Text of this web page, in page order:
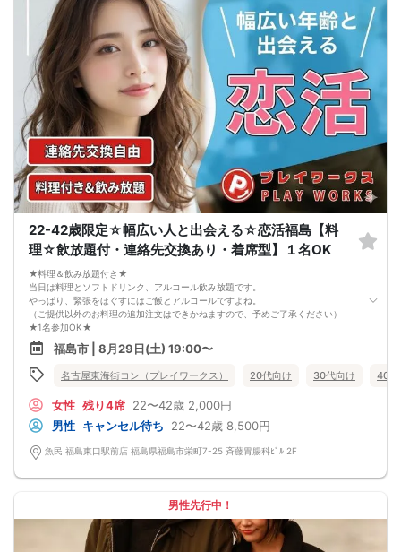
22-42歳限定☆幅広い人と出会える☆恋活福島【料
理☆飲放題付・連絡先交換あり・着席型】１名OK
★料理＆飲み放題付き★
当日は料理とソフトドリンク、アルコール飲み放題です。
やっぱり、緊張をほぐすにはご飯とアルコールですよね。
（ご提供以外のお料理の追加注文はできかねますので、予めご了承ください）
★1名参加OK★
他の1名参加の方とペアになりますし、友達作りにも最適です。
基本的には２：２のグループトークとなります。
（１：１でのトークはございませんので、予めご了承ください）
★プロフィールカードにより会話のキッカケもバッチリ★
なんてことは絶対ありません！
プロフィールカードを活用し、「はじめまして」から会話を楽しみましょう。
★完全着席型・連絡先交換は自由★
完全着席型で席替えはできる限り行います。
席替えの５分前には連絡先交換を促すアナウンスをいたしますので、「連絡先交
1. ２名様以上でのご参加は必ず同性同士でお申し込みください。
2. 服装の指定はございません。多くのお客様はカジュアルな格好でおこしになら
福島市 | 8月29日(土) 19:00〜
名古屋東海街コン（プレイワークス） 20代向け 30代向け 40代
女性 残り4席 22〜42歳 2,000円
男性 キャンセル待ち 22〜42歳 8,500円
魚民 福島東口駅前店 福島県福島市栄町7-25 斉藤胃腸科ﾋﾞﾙ 2F
男性先行中！